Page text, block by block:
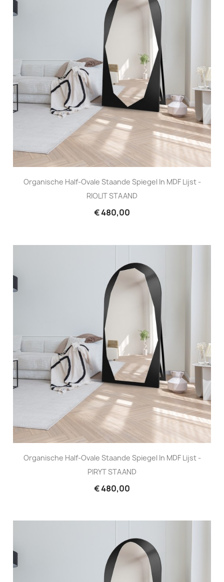
Organische Half-Ovale Staande Spiegel In MDF Lijst -
RIOLIT STAAND
€ 480,00
Organische Half-Ovale Staande Spiegel In MDF Lijst -
PIRYT STAAND
€ 480,00